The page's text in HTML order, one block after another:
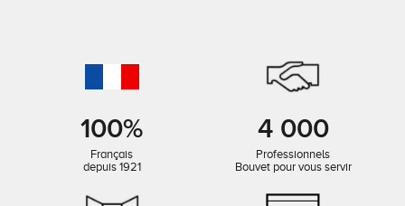
100%
Français
depuis 1921
4 000
Professionnels
Bouvet pour vous servir